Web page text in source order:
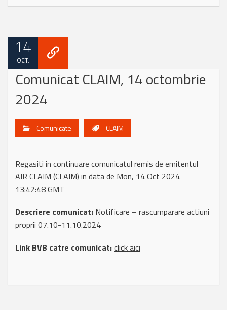
14
OCT.
Comunicat CLAIM, 14 octombrie
2024
Comunicate CLAIM
Regasiti in continuare comunicatul remis de emitentul
AIR CLAIM (CLAIM) in data de Mon, 14 Oct 2024
13:42:48 GMT
Descriere comunicat: Notificare – rascumparare actiuni
proprii 07.10-11.10.2024
Link BVB catre comunicat:click aici